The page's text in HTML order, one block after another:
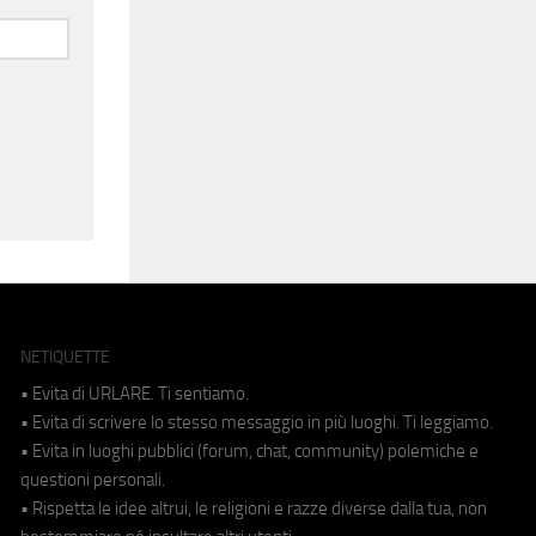
NETIQUETTE
• Evita di URLARE. Ti sentiamo.
• Evita di scrivere lo stesso messaggio in più luoghi. Ti leggiamo.
• Evita in luoghi pubblici (forum, chat, community) polemiche e
questioni personali.
• Rispetta le idee altrui, le religioni e razze diverse dalla tua, non